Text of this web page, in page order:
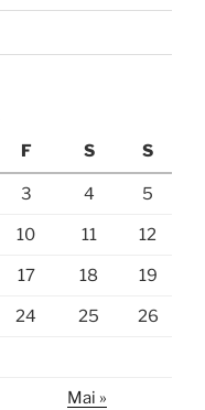
F S S
3 4 5
10 11 12
17 18 19
24 25 26
Mai »